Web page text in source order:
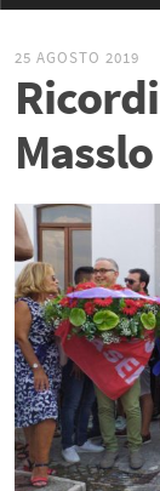
25 AGOSTO 2019
Masslo